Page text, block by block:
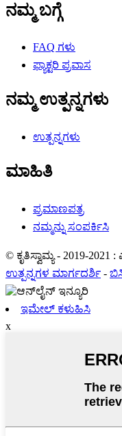
ನಮ್ಮ ಬಗ್ಗೆ
FAQ ಗಳು
ಫ್ಯಾಕ್ಟರಿ ಪ್ರವಾಸ
ನಮ್ಮ ಉತ್ಪನ್ನಗಳು
ಉತ್ಪನ್ನಗಳು
ಮಾಹಿತಿ
ಪ್ರಮಾಣಪತ್ರ
ನಮ್ಮನ್ನು ಸಂಪರ್ಕಿಸಿ
© ಕೃತಿಸ್ವಾಮ್ಯ - 2019-2021
ಉತ್ಪನ್ನಗಳ ಮಾರ್ಗದರ್ಶಿ -
ಇಮೇಲ್ ಕಳುಹಿಸಿ
x